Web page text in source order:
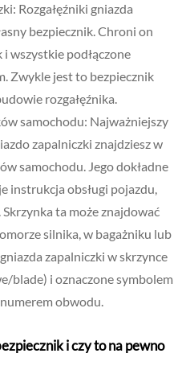
Rozgałęźniki gniazda
bezpiecznik. Chroni on
wszystkie podłączone
Zwykle jest to bezpiecznik
rozgałęźnika.
samochodu: Najważniejszy
zapalniczki znajdziesz w
samochodu. Jego dokładne
instrukcja obsługi pojazdu,
ta może znajdować
silnika, w bagażniku lub
zapalniczki w skrzynce
blade) i oznaczone symbolem
obwodu.
i czy to na pewno